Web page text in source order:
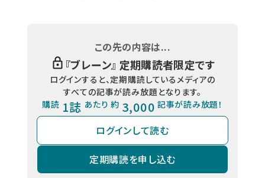
この先の内容は...
『ブレーン』 定期購読者限定です
ログインすると、定期購読しているメディアの
すべての記事が読み放題となります。
購読 1誌 あたり 約 3,000 記事が読み放題！
ログインして読む
定期購読を申し込む